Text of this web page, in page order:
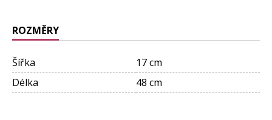
ROZMĚRY
Šířka
17 cm
Délka
48 cm